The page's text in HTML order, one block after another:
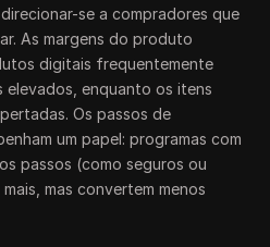
se a compradores que
As margens do produto
digitais frequentemente
elevados, enquanto os itens
Os passos de
um papel: programas com
passos (como seguros ou
mas convertem menos